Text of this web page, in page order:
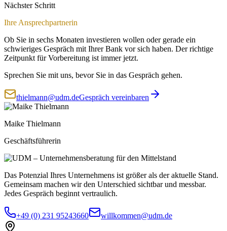
Nächster Schritt
Ihre Ansprechpartnerin
Ob Sie in sechs Monaten investieren wollen oder gerade ein
schwieriges Gespräch mit Ihrer Bank vor sich haben. Der richtige
Zeitpunkt für Vorbereitung ist immer jetzt.
Sprechen Sie mit uns, bevor Sie in das Gespräch gehen.
thielmann@udm.deGespräch vereinbaren
Maike Thielmann
Geschäftsführerin
Das Potenzial Ihres Unternehmens ist größer als der aktuelle Stand.
Gemeinsam machen wir den Unterschied sichtbar und messbar.
Jedes Gespräch beginnt vertraulich.
+49 (0) 231 95243660 willkommen@udm.de